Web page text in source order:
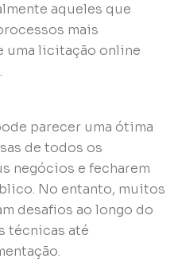
aqueles que
mais
licitação online
parecer uma ótima
de todos os
negócios e fecharem
No entanto, muitos
desafios ao longo do
técnicas até